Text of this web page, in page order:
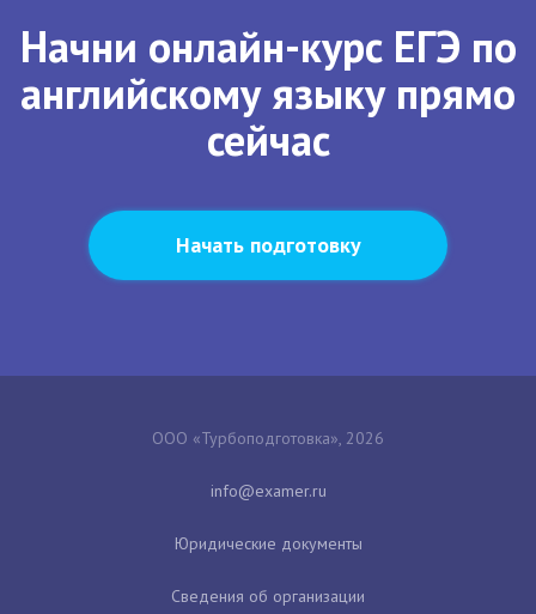
Начни онлайн-курс ЕГЭ по
английскому языку прямо
сейчас
Начать подготовку
ООО «Турбоподготовка», 2026
Юридические документы
Сведения об организации